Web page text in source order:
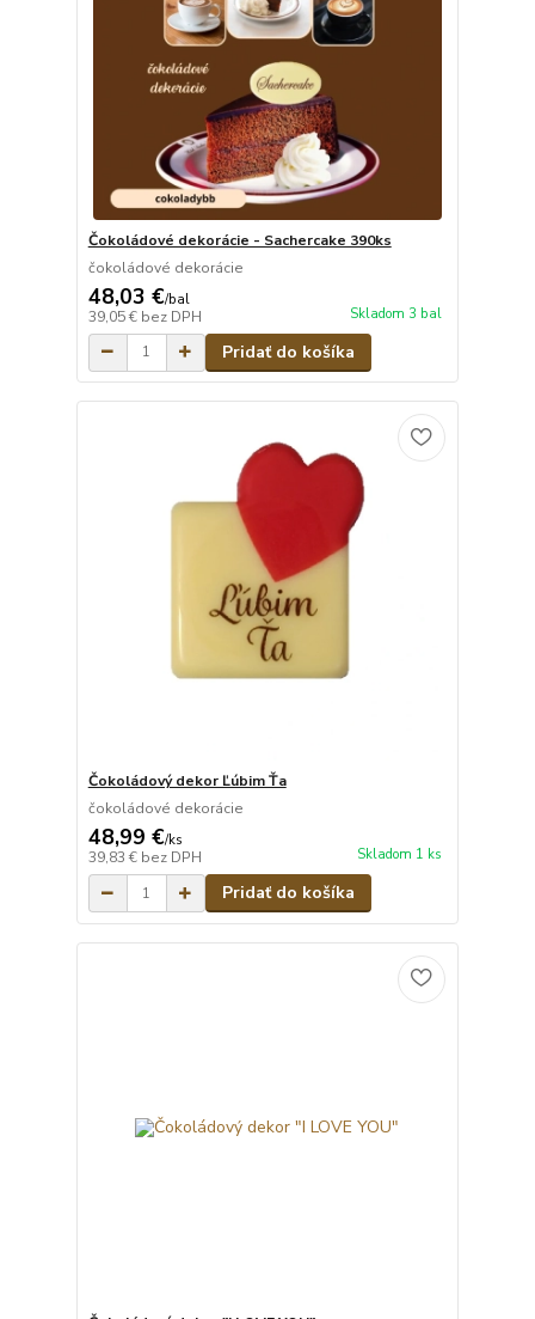
Čokoládové dekorácie - Sachercake 390ks
čokoládové dekorácie
48,03 €/bal
39,05 € bez DPH Skladom 3 bal
Pridať do košíka
Čokoládový dekor Ľúbim Ťa
čokoládové dekorácie
48,99 €/ks
39,83 € bez DPH Skladom 1 ks
Pridať do košíka